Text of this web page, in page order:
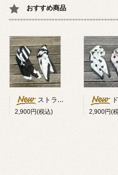
おすすめ商品
ストライプ柄スカーフ
2,900円(税込)
ド
2,900円(